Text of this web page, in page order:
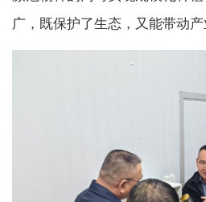
广，既保护了生态，又能带动